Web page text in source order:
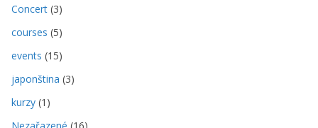
Concert (3)
courses (5)
events (15)
japonština (3)
kurzy (1)